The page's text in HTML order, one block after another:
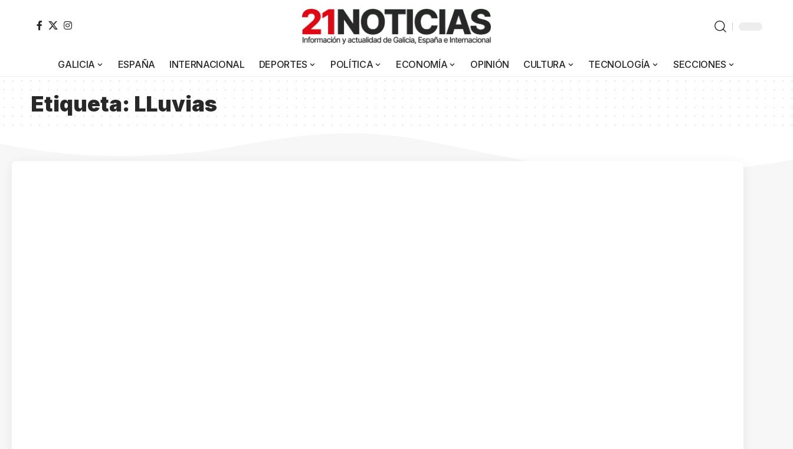
GALICIA ESPAÑA INTERNACIONAL DEPORTES POLÍTICA ECONOMÍA OPINIÓN CULTURA TECNOLOGÍA SECCIONES
Etiqueta: LLuvias